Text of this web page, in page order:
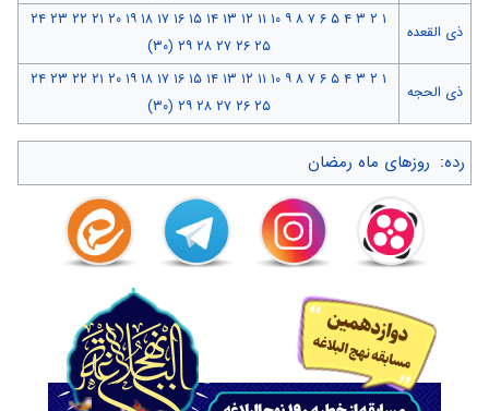
ذی القعده
۱ ۲ ۳ ۴ ۵ ۶ ۷ ۸ ۹ ۱۰ ۱۱ ۱۲ ۱۳ ۱۴ ۱۵ ۱۶ ۱۷ ۱۸ ۱۹ ۲۰ ۲۱ ۲۲ ۲۳ ۲۴
۲۵ ۲۶ ۲۷ ۲۸ ۲۹ (۳۰)
ذی الحجه
۱ ۲ ۳ ۴ ۵ ۶ ۷ ۸ ۹ ۱۰ ۱۱ ۱۲ ۱۳ ۱۴ ۱۵ ۱۶ ۱۷ ۱۸ ۱۹ ۲۰ ۲۱ ۲۲ ۲۳ ۲۴
۲۵ ۲۶ ۲۷ ۲۸ ۲۹ (۳۰)
رده: روزهای ماه رمضان